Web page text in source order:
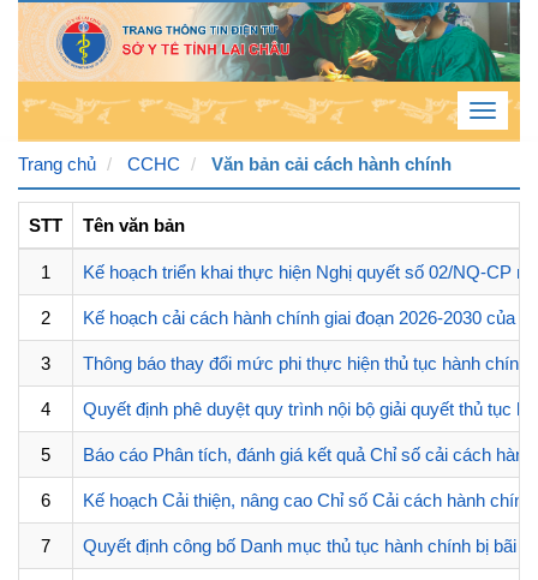
Thứ
7 , 8
2026
:
PM
Toggle
Trang chủ
CCHC Văn bản cải cách hành chính
STT Tên văn bản
1 Kế hoạch triển khai thực hiện Nghị quyết số 02/NQ-CP
2 Kế hoạch cải cách hành chính giai đoạn 2026-2030 của
3 Thông báo thay đổi mức phi thực hiện thủ tục hành
4 Quyết định phê duyệt quy trình nội bộ giải quyết thủ tục
5 Báo cáo Phân tích, đánh giá kết quả Chỉ số cải cách
6 Kế hoạch Cải thiện, nâng cao Chỉ số Cải cách hành
7 Quyết định công bố Danh mục thủ tục hành chính bị bãi